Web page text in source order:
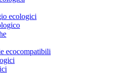
ecologici
ecocompatibili